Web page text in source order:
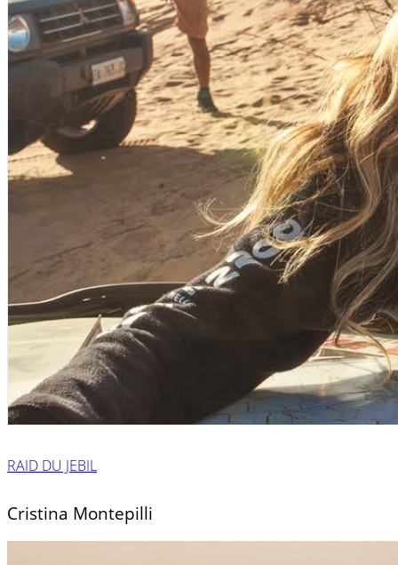
RAID DU JEBIL
Cristina Montepilli